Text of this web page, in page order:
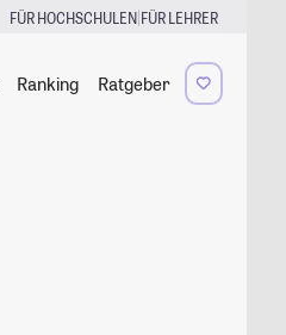
FÜR HOCHSCHULEN|FÜR LEHRER
Ranking Ratgeber